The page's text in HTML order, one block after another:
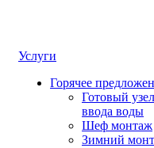
Услуги
Горячее
Готовый узел
ввода воды
Шеф монтаж
Зимний